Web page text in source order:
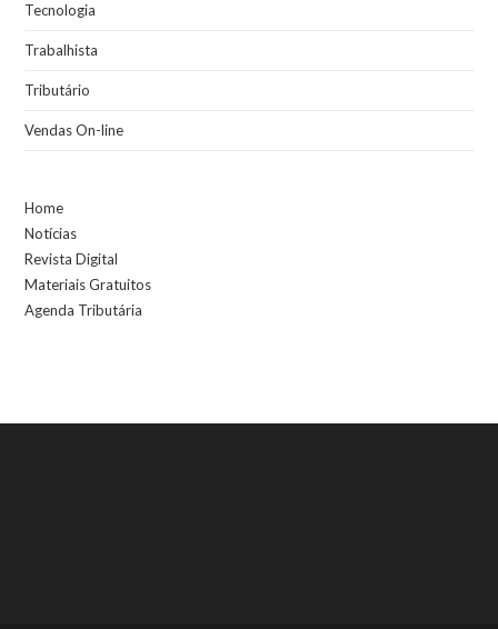
Tecnologia
Trabalhista
Tributário
Vendas On-line
Home
Notícias
Revista Digital
Materiais Gratuitos
Agenda Tributária